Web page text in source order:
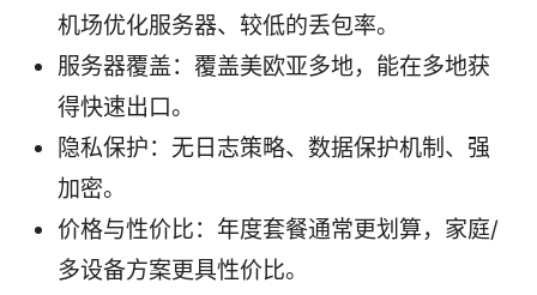
机场优化服务器、较低的丢包率。
服务器覆盖：覆盖美欧亚多地，能在多地获
得快速出口。
隐私保护：无日志策略、数据保护机制、强
加密。
价格与性价比：年度套餐通常更划算，家庭/
多设备方案更具性价比。